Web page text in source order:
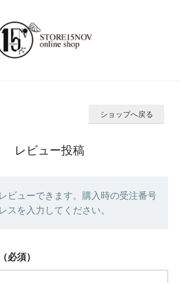
ショップへ戻る
レビュー投稿
ビューできます。購入時の受注番号
スを入力してください。
（必須）